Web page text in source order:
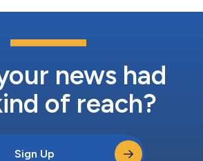
然解决方案以及强化产品组合方面取得了显
力客户加速成功，从而与客户共同赢得市
绍了整个组织取得的关键成就，以及IFF的
负责任采购、...news had
of reach?
Sign Up